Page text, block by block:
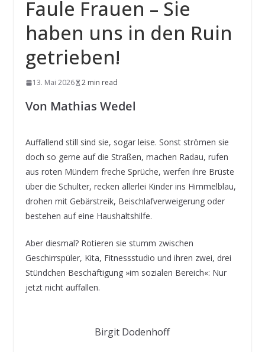
Faule Frauen – Sie
haben uns in den Ruin
getrieben!
13. Mai 2026 2 min read
Von Mathias Wedel
Auffallend still sind sie, sogar leise. Sonst strömen sie
doch so gerne auf die Straßen, machen Radau, rufen
aus roten Mündern freche Sprüche, werfen ihre Brüste
über die Schulter, recken allerlei Kinder ins Himmelblau,
drohen mit Gebärstreik, Beischlafverweigerung oder
bestehen auf eine Haushaltshilfe.
Aber diesmal? Rotieren sie stumm zwischen
Geschirrspüler, Kita, Fitnessstudio und ihren zwei, drei
Stündchen Beschäftigung »im sozialen Bereich«: Nur
jetzt nicht auffallen.
Birgit Dodenhoff